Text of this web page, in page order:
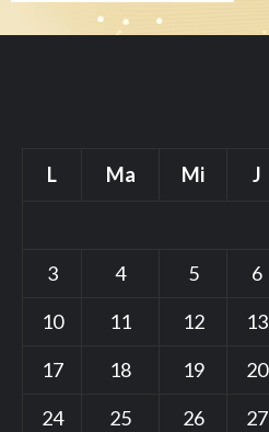
L Ma Mi J
3
4 5 6
10
11 12 13
17
18 19 20
24
25 26 27